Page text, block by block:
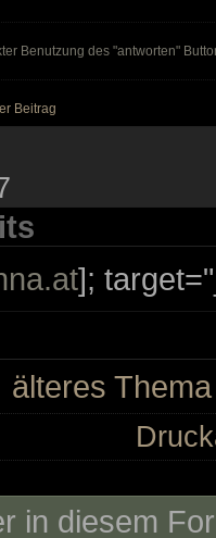
Benutzung des "antworten"
Beitrag
];
älteres Thema
in diesem